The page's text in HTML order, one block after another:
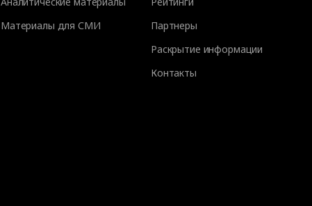
Материалы для СМИ
Партнеры
Раскрытие информации
Контакты